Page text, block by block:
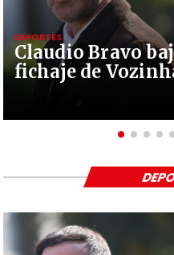
Claudio Bravo
fichaje de
DEPORTES